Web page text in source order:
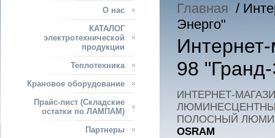
Главная /
Энерго"
98
ИНТЕРНЕТ-
ПОЛОСНЫЙ
OSRAM
О нас
КАТАЛОГ
электротехнической
продукции
Теплотехника
Крановое оборудование
Прайс-лист (Складские
остатки по ЛАМПАМ)
Партнеры